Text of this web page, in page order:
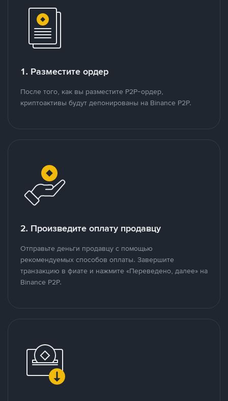
1. Разместите ордер
После того, как вы разместите P2P-ордер,
криптоактивы будут депонированы на Binance P2P.
2. Произведите оплату продавцу
Отправьте деньги продавцу с помощью
рекомендуемых способов оплаты. Завершите
транзакцию в фиате и нажмите «Переведено, далее» на
Binance P2P.